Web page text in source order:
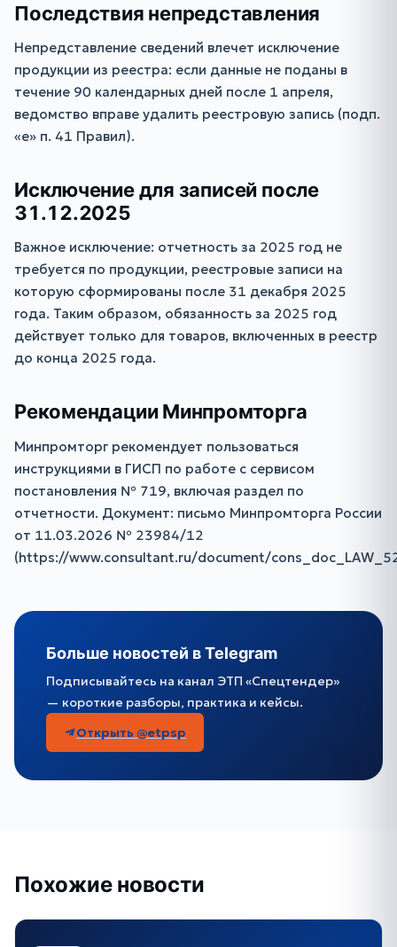
Последствия непредставления
Непредставление сведений влечет исключение
продукции из реестра: если данные не поданы в
течение 90 календарных дней после 1 апреля,
ведомство вправе удалить реестровую запись (подп.
«е» п. 41 Правил).
Исключение для записей после
31.12.2025
Важное исключение: отчетность за 2025 год не
требуется по продукции, реестровые записи на
которую сформированы после 31 декабря 2025
года. Таким образом, обязанность за 2025 год
действует только для товаров, включенных в реестр
до конца 2025 года.
Рекомендации Минпромторга
Минпромторг рекомендует пользоваться
инструкциями в ГИСП по работе с сервисом
постановления № 719, включая раздел по
отчетности. Документ: письмо Минпромторга России
от 11.03.2026 № 23984/12
(https://www.consultant.ru/document/
Больше новостей в Telegram
Подписывайтесь на канал ЭТП «Спецтендер»
— короткие разборы, практика и кейсы.
Открыть @etpsp
Похожие новости